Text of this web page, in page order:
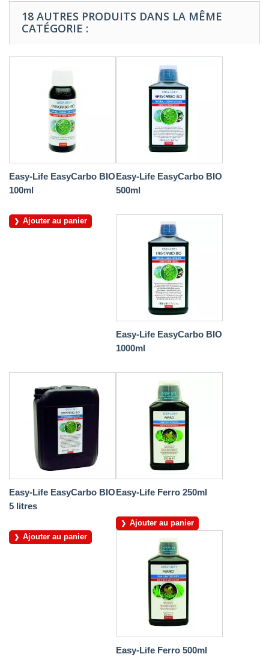
18 AUTRES PRODUITS DANS LA MÊME
CATÉGORIE :
Easy-Life EasyCarbo BIO
100ml
Ajouter au panier
Easy-Life EasyCarbo BIO
500ml
Easy-Life EasyCarbo BIO
1000ml
Easy-Life EasyCarbo BIO
5 litres
Ajouter au panier
Easy-Life Ferro 250ml
Ajouter au panier
Easy-Life Ferro 500ml